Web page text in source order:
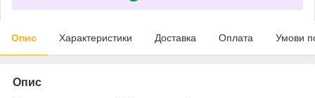
Опис Характеристики Доставка Оплата Умови
Опис